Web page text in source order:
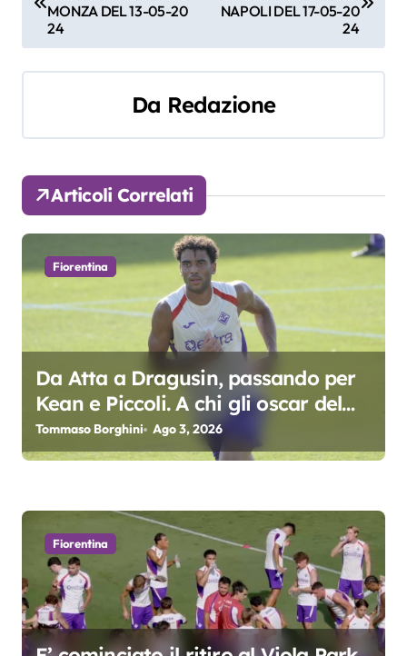
a
v
i
i
o
n
e
a
t
o
l
i
MONZA DEL 13-05-20
24
NAPOLI DEL 17-05-20
24
Da Redazione
Articoli Correlati
Fiorentina
Da Atta a Dragusin, passando per
Kean e Piccoli. A chi gli oscar del
precampionato?
Tommaso Borghini Ago 3, 2026
Fiorentina